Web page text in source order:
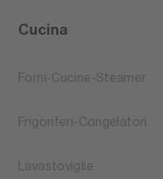
Cucina
Forni-Cucine-Steamer
Frigoriferi-Congelatori
Lavastoviglie